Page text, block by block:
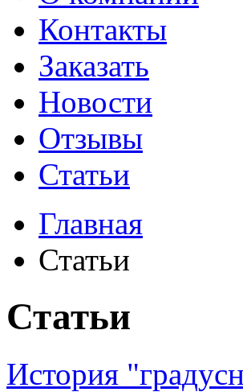
Контакты
Заказать
Новости
Отзывы
Статьи
Главная
Статьи
Статьи
История